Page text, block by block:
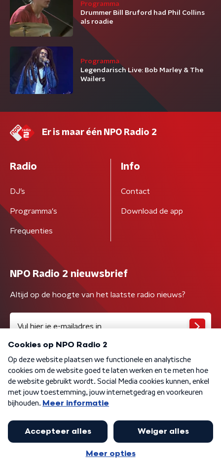
Programma
Drummer Bill Bruford had Phil Collins
als roadie
Programma
Legendarisch Live: Bob Marley & The
Wailers
Er is maar één NPO Radio 2
Radio
DJ’s
Programma's
Frequenties
Info
Contact
Download de app
NPO Radio 2 nieuwsbrief
Altijd op de hoogte van het laatste radio nieuws?
Algemene voorwaarden